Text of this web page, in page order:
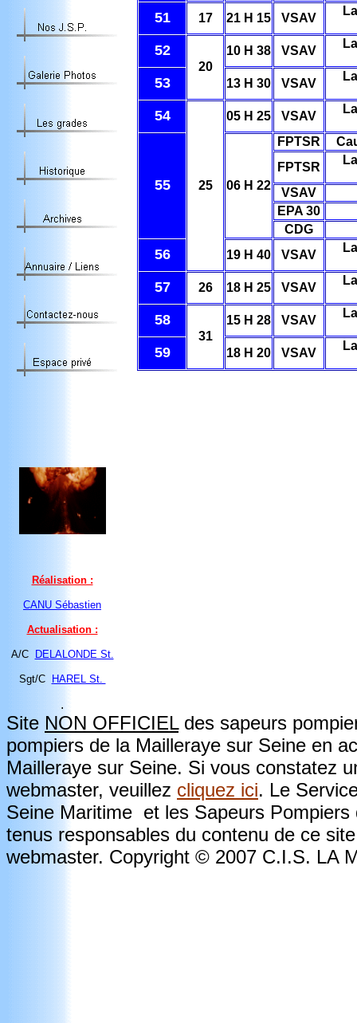
Réalisation :
CANU Sébastien
Actualisation :
A/C DELALONDE St.
Sgt/C HAREL St.
.
51 17 21 H 15 VSAV
52
20
10 H 38 VSAV
53 13 H 30 VSAV
54
25
05 H 25 VSAV
55 06 H 22
FPTSR
FPTSR
VSAV
EPA 30
CDG
56 19 H 40 VSAV
57 26 18 H 25 VSAV
58
31
15 H 28 VSAV
59 18 H 20 VSAV
Site NON OFFICIELdes sapeurs
pompiers de la Mailleraye sur Seine en
Mailleraye sur Seine. Si vous constatez
webmaster, veuillez cliquez ici. Le
Seine Maritime et les Sapeurs
tenus responsables du contenu de ce
webmaster. Copyright © 2007 C.I.S. LA